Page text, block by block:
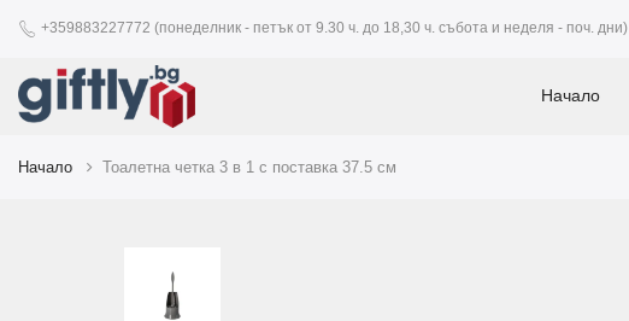
+359883227772 (понеделник - петък от 9.30 ч. до 18,30 ч. събота и неделя - поч. дни)
Начало
Начало Тоалетна четка 3 в 1 с поставка 37.5 см